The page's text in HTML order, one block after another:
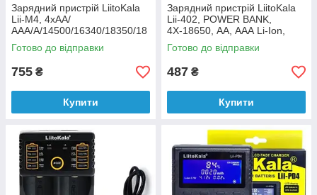
Зарядний пристрій LiitoKala
Lii-M4, 4хАА/
ААА/A/14500/16340/18350/18
650/26650
Готово до відправки
755 ₴
Купити
Зарядний пристрій LiitoKala
Lii-402, POWER BANK,
4Х-18650, АА, ААА Li-Ion,
LiFePO4, Ni-Mh
Готово до відправки
487 ₴
Купити